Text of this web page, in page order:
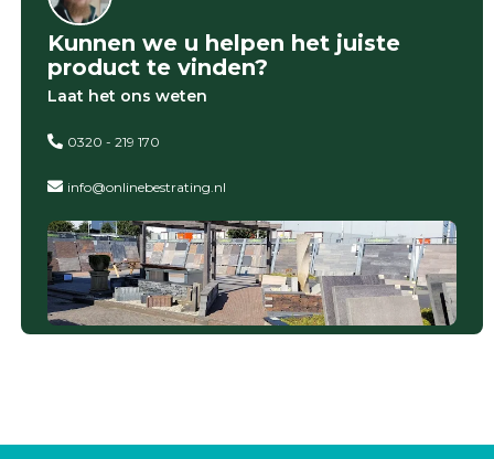
ervaringen
Kunnen we u helpen het juiste
product te vinden?
Laat het ons weten
0320 - 219 170
info@onlinebestrating.nl